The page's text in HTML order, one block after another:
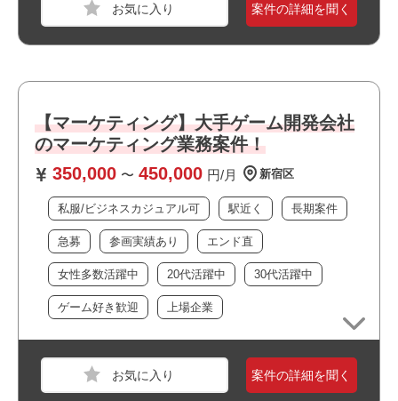
案件の詳細を聞く
【マーケティング】大手ゲーム開発会社
のマーケティング業務案件！
350,000 〜 450,000 円/月 新宿区
私服/ビジネスカジュアル可 駅近く 長期案件
急募 参画実績あり エンド直
女性多数活躍中 20代活躍中 30代活躍中
ゲーム好き歓迎 上場企業
おすすめポイント
・オフィスは綺麗で快適な環境です
・大規模なチーム体制です
・私服/ビジネスカジュアルでの勤務が可能です
・ゲームが好きな方歓迎！
案件の詳細を聞く
運輸・交通・物流・倉庫
スキル
Windows,UNIX/Linux
必須スキル
・サーバー基盤の基本設計～構築経験（3年以上目安）
・ネットワーク基盤の基本設計～構築経験（3年以上目
安）
おすすめポイント
・駅近でアクセス良好です
・オフィスは綺麗で快適な環境です
・大規模なチーム体制です
・長期就業が見込める案件です
職種
システムエンジニア
業界
不動産・建設・設備
必須スキル